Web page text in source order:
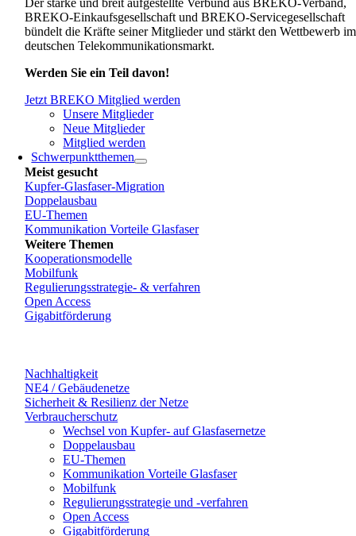
Der starke und breit aufgestellte Verbund aus BREKO-Verband,
BREKO-Einkaufsgesellschaft und BREKO-Servicegesellschaft
bündelt die Kräfte seiner Mitglieder und stärkt den Wettbewerb im
deutschen Telekommunikationsmarkt.
Werden Sie ein Teil davon!
Jetzt BREKO Mitglied werden
Unsere Mitglieder
Neue Mitglieder
Mitglied werden
Schwerpunktthemen
Meist gesucht
Kupfer-Glasfaser-Migration
Doppelausbau
EU-Themen
Kommunikation Vorteile Glasfaser
Weitere Themen
Kooperationsmodelle
Mobilfunk
Regulierungsstrategie- & verfahren
Open Access
Gigabitförderung
Nachhaltigkeit
NE4 / Gebäudenetze
Sicherheit & Resilienz der Netze
Verbraucherschutz
Wechsel von Kupfer- auf Glasfasernetze
Doppelausbau
EU-Themen
Kommunikation Vorteile Glasfaser
Mobilfunk
Regulierungsstrategie und -verfahren
Open Access
Gigabitförderung